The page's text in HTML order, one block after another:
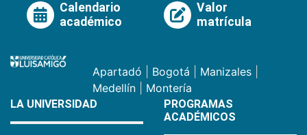
Calendario
académico
Valor
matrícula
Apartadó Bogotá Manizales
Medellín
Montería
LA UNIVERSIDAD
PROGRAMAS
ACADÉMICOS